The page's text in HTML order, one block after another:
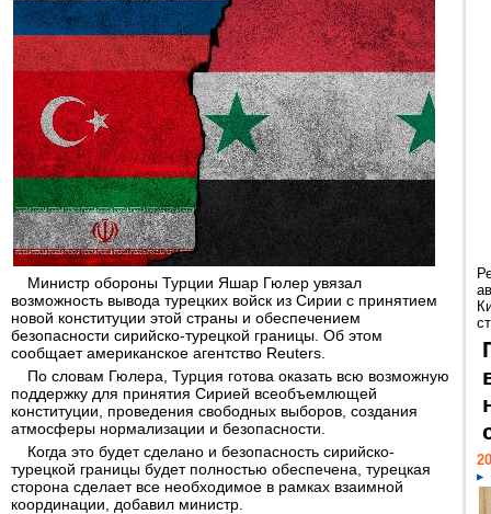
Министр обороны Турции Яшар Гюлер увязал
возможность вывода турецких войск из Сирии с принятием
новой конституции этой страны и обеспечением
безопасности сирийско-турецкой границы. Об этом
сообщает американское агентство Reuters.
По словам Гюлера, Турция готова оказать всю возможную
поддержку для принятия Сирией всеобъемлющей
конституции, проведения свободных выборов, создания
атмосферы нормализации и безопасности.
Когда это будет сделано и безопасность сирийско-
турецкой границы будет полностью обеспечена, турецкая
сторона сделает все необходимое в рамках взаимной
координации, добавил министр.